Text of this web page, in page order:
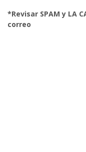
*Revisar SPAM y LA
correo